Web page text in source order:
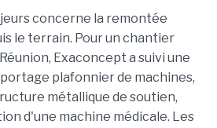
concerne la remontée
le terrain. Pour un chantier
Exaconcept a suivi une
plafonnier de machines,
métallique de soutien,
d'une machine médicale. Les